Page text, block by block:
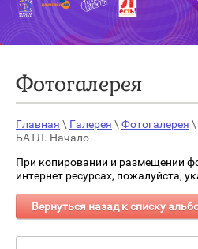
Фотогалерея
Главная \ Галерея \ Фотогалерея \
БАТЛ. Начало
При копировании и размещении
интернет ресурсах, пожалуйста,
Вернуться назад к списку